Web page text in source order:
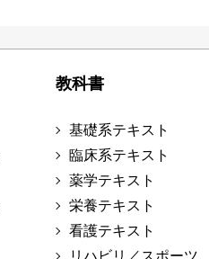
教科書
基礎系テキスト
臨床系テキスト
薬学テキスト
栄養テキスト
看護テキスト
リハビリ／スポーツ